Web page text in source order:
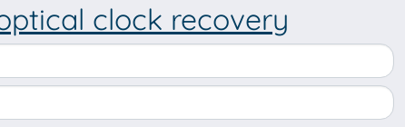
clock recovery